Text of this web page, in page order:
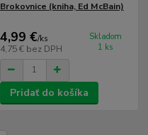
Brokovnice (kniha, Ed McBain)
4,99 €/ks
4,75 € bez DPH
Skladom
1 ks
Pridať do košíka